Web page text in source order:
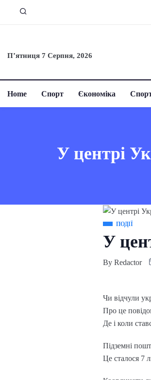
П’ятниця 7 Серпня, 2026
Home Спорт Єкономіка
У центрі
ПОДІЇ
У
By Redactor
Чи відчули
Про це
Де і коли
Підземні
Це сталося 7